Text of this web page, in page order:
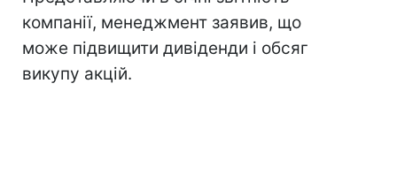
компанії, менеджмент заявив, що
може підвищити дивіденди і обсяг
викупу акцій.